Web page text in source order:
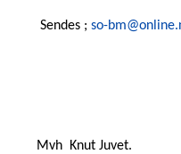
; so-
Knut Juvet.